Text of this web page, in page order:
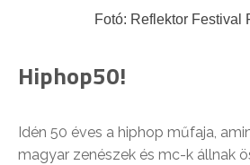
Fotó: Reflektor Festival
Hiphop50!
Idén 50 éves a hiphop műfaja,
magyar zenészek és mc-k állnak